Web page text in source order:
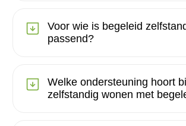
Voor wie is begeleid
passend?
Welke ondersteuning hoort
zelfstandig wonen met